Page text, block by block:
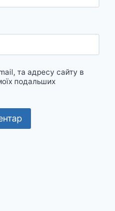
та адресу сайту в
подальших